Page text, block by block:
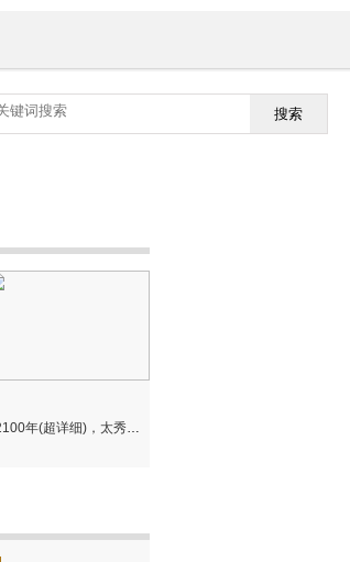
搜索
细)，太秀、太赞、太好用！